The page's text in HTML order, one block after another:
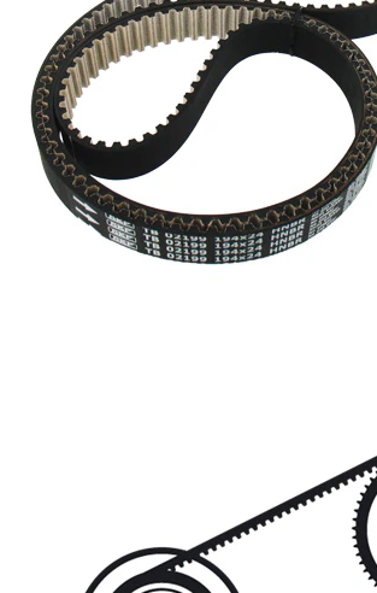
refrigeración
del motor
VKPC
85101
1
Juego de
correas
dentadas
02199
1